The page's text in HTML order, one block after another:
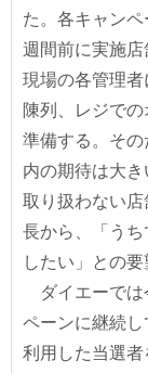
た。各キャン
週間前に実施
現場の各管理
陳列、レジで
準備する。そ
内の期待は大
取り扱わない
長から、「う
したい」との
ダイエーでは
ペーンに継続
利用した当選